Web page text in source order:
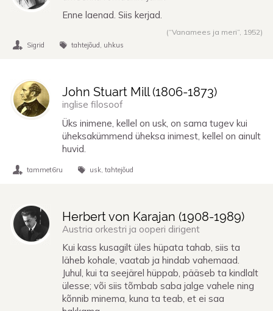
Enne laenad. Siis kerjad.
(“Vanamees ja meri”, 1952)
Sigrid tahtejõud uhkus
John Stuart Mill (1806-1873)
inglise filosoof
Üks inimene, kellel on usk, on sama tugev kui
üheksakümmend üheksa inimest, kellel on ainult
huvid.
tammet6ru usk tahtejõud
Herbert von Karajan (1908-1989)
Austria orkestri ja ooperi dirigent
Kui kass kusagilt üles hüpata tahab, siis ta
läheb kohale, vaatab ja hindab vahemaad.
Juhul, kui ta seejärel hüppab, pääseb ta kindlalt
ülesse; või siis tõmbab saba jalge vahele ning
kõnnib minema, kuna ta teab, et ei saa